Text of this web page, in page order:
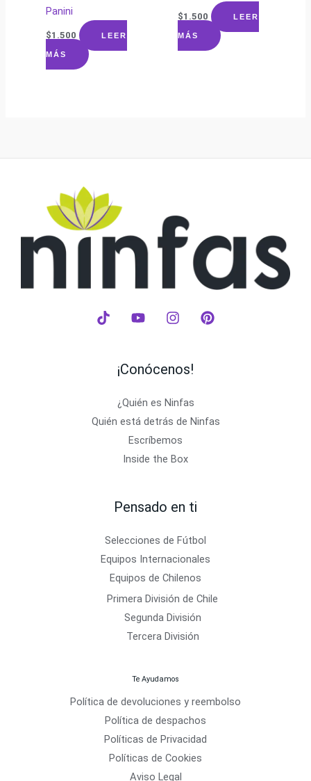
Panini
$1.500 LEER
MÁS
$1.500 LEER
MÁS
¡Conócenos!
¿Quién es Ninfas
Quién está detrás de Ninfas
Escríbemos
Inside the Box
Pensado en ti
Selecciones de Fútbol
Equipos Internacionales
Equipos de Chilenos
Primera División de Chile
Segunda División
Tercera División
Te Ayudamos
Política de devoluciones y reembolso
Política de despachos
Políticas de Privacidad
Políticas de Cookies
Aviso Legal